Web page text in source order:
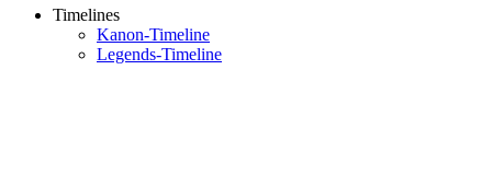
Timelines
Kanon-Timeline
Legends-Timeline